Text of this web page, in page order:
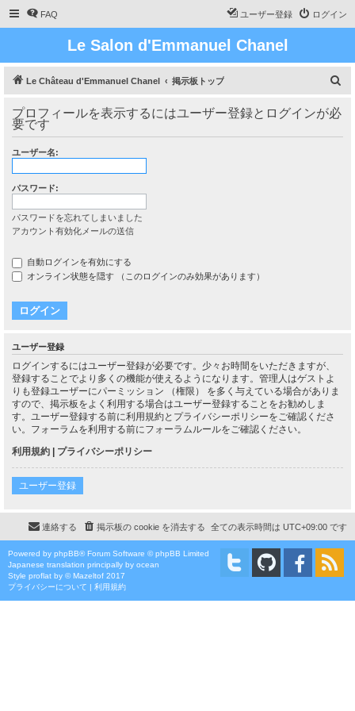
FAQ ログイン
ユーザー登録
Le Salon d'Emmanuel Chanel
Le Château d'Emmanuel Chanel 掲示板トップ
プロフィールを表示するにはユーザー登録とログインが必
要です
ユーザー名:
パスワード:
パスワードを忘れてしまいました
アカウント有効化メールの送信
自動ログインを有効にする
オンライン状態を隠す （このログインのみ効果があります）
ユーザー登録
ログインするにはユーザー登録が必要です。少々お時間をいただきますが、
登録することでより多くの機能が使えるようになります。管理人はゲストよ
りも登録ユーザーにパーミッション （権限） を多く与えている場合がありま
すので、掲示板をよく利用する場合はユーザー登録することをお勧めしま
す。ユーザー登録する前に利用規約とプライバシーポリシーをご確認くださ
い。フォーラムを利用する前にフォーラムルールをご確認ください。
利用規約 | プライバシーポリシー
ユーザー登録
全ての表示時間は UTC+09:00 です
掲示板の cookie を消去する
連絡する
Powered by phpBB® Forum Software © phpBB Limited
Japanese translation principally by ocean
Style proflat by ©Mazeltof 2017
プライバシーについて | 利用規約